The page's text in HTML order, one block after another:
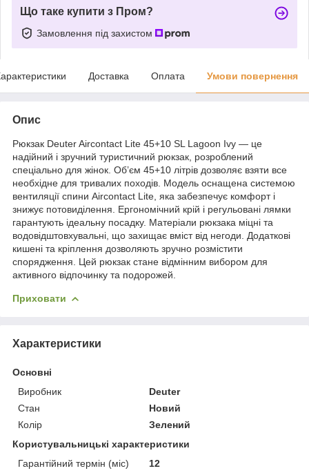
Що таке купити з Пром?
Замовлення під захистом
Доставка Оплата Умови повернення
Опис
Рюкзак Deuter Aircontact Lite 45+10 SL Lagoon Ivy — це
надійний і зручний туристичний рюкзак, розроблений
спеціально для жінок. Об’єм 45+10 літрів дозволяє взяти все
необхідне для тривалих походів. Модель оснащена системою
вентиляції спини Aircontact Lite, яка забезпечує комфорт і
знижує потовиділення. Ергономічний крій і регульовані лямки
гарантують ідеальну посадку. Матеріали рюкзака міцні та
водовідштовхувальні, що захищає вміст від негоди. Додаткові
кишені та кріплення дозволяють зручно розмістити
спорядження. Цей рюкзак стане відмінним вибором для
активного відпочинку та подорожей.
Приховати
Характеристики
Основні
Виробник
Deuter
Стан
Новий
Колір
Зелений
Користувальницькі характеристики
Гарантійний термін (міс)
12